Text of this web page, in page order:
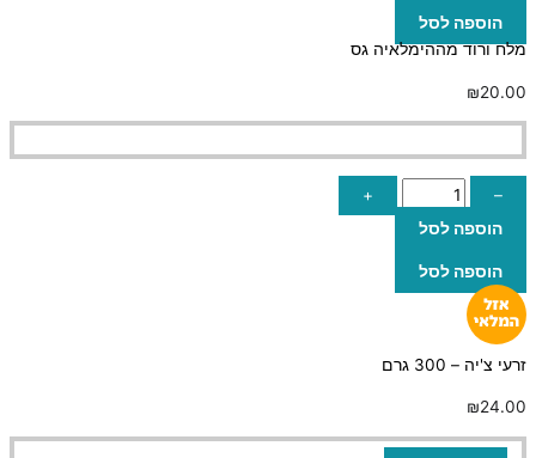
הוספה לסל
מלח ורוד מההימלאיה גס
₪20.00
–
+
הוספה לסל
הוספה לסל
זרעי צ'יה – 300 גרם
₪24.00